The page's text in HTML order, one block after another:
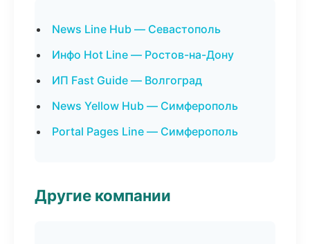
News Line Hub — Севастополь
Инфо Hot Line — Ростов-на-Дону
ИП Fast Guide — Волгоград
News Yellow Hub — Симферополь
Portal Pages Line — Симферополь
Другие компании